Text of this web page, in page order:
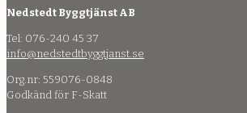
Nedstedt Byggtjänst AB
Tel: 076-240 45 37
info@nedstedtbyggtjanst.se
Org.nr: 559076-0848
Godkänd för F-Skatt